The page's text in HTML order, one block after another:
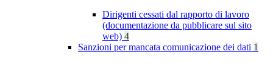
Dirigenti cessati dal rapporto di lavoro
(documentazione da pubblicare sul sito
web) 4
Sanzioni per mancata comunicazione dei dati 1